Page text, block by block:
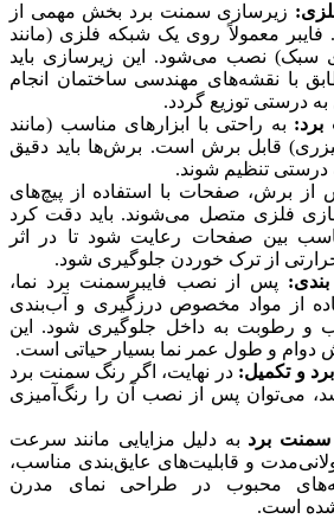
زیرسازی سمنت برد بخش مهمی از
معمولاً روی یک شبکه فلزی (مانند
سبک) نصب می‌شود. این زیرسازی باید
با نقشه‌های مهندسی ساختمان انجام
درستی توزیع گردد.
به راحتی با ابزارهای مناسب (مانند
قابل برش است. برش‌ها باید دقیق
درستی تنظیم شوند.
از برش، صفحات با استفاده از پیچ‌های
فلزی متصل می‌شوند. باید دقت کرد
بین صفحات رعایت شود تا در اثر
از ترک خوردن جلوگیری شود.
پس از نصب فایبرسمنت برد نما،
از مواد مخصوص درزگیری و آب‌بندی
و رطوبت به داخل جلوگیری شود. این
دوام و طول عمر نما بسیار حیاتی است.
و تکمیل: در نهایت، اگر رنگ سمنت برد
می‌توان پس از نصب آن را رنگ‌آمیزی
سمنت برد به دلیل مزایایی مانند سرعت
و قابلیت‌های عایق‌بندی مناسب،
محبوب در طراحی نمای مدرن
شده است.